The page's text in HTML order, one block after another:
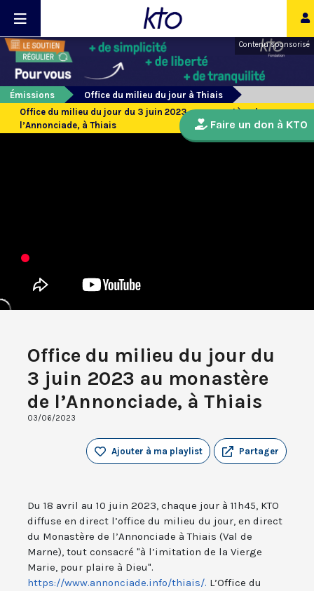
Contenu sponsorisé
Émissions
Office du milieu du jour à Thiais
Office du milieu du jour du 3 juin 2023 au monastère de
l’Annonciade, à Thiais
Office du milieu du jour du
3 juin 2023 au monastère
de l’Annonciade, à Thiais
03/06/2023
Partager
Ajouter à ma playlist
Du 18 avril au 10 juin 2023, chaque jour à 11h45, KTO
diffuse en direct l’office du milieu du jour, en direct
du Monastère de l’Annonciade à Thiais (Val de
Marne), tout consacré "à l’imitation de la Vierge
Marie, pour plaire à Dieu".
https://www.annonciade.info/thiais/. L’Office du
Faire un don à KTO